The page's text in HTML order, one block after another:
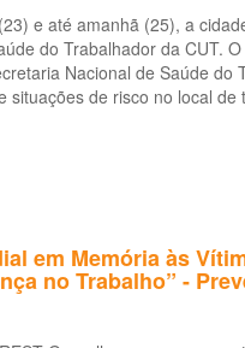
e até amanhã (25), a
do Trabalhador da CUT.
Nacional de Saúde
situações de risco no local
em Memória às
no Trabalho” -